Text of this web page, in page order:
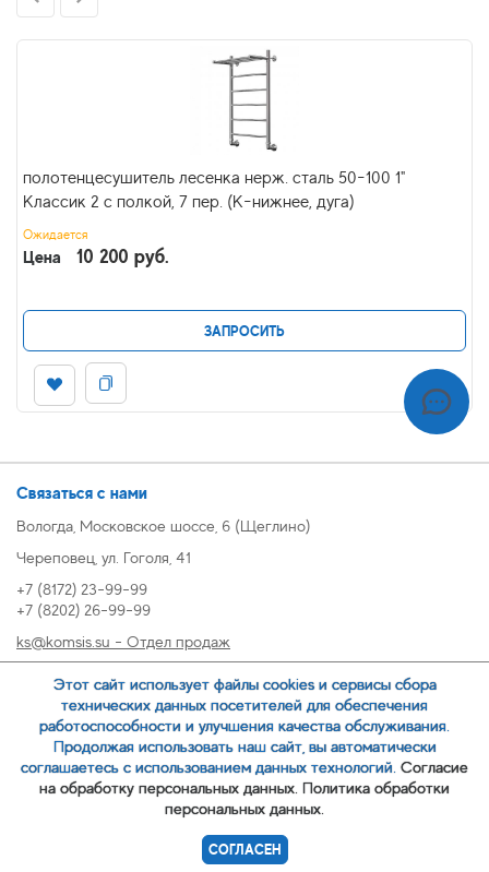
полотенцесушитель лесенка нерж. сталь 50-100 1"
Классик 2 с полкой, 7 пер. (К-нижнее, дуга)
Ожидается
Цена 10 200 руб.
ЗАПРОСИТЬ
Связаться с нами
Вологда, Московское шоссе, 6 (Щеглино)
Череповец, ул. Гоголя, 41
+7 (8172) 23-99-99
+7 (8202) 26-99-99
ks@komsis.su - Отдел продаж
oz@komsis.su - Отдел закупок
ЗАКАЗАТЬ ЗВОНОК
Политика обработки персональных данных
Этот сайт использует файлы cookies и сервисы сбора
технических данных посетителей для обеспечения
работоспособности и улучшения качества обслуживания.
Продолжая использовать наш сайт, вы автоматически
соглашаетесь с использованием данных технологий. Согласие
на обработку персональных данных. Политика обработки
персональных данных.
СОГЛАСЕН